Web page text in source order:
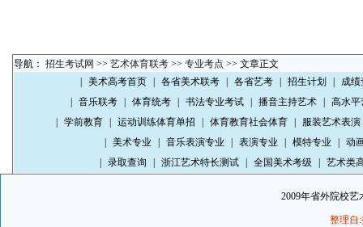
导航： 招生考试网 >> 艺术体育联考 >> 专业考点 >> 文章正文
美术高考首页 各省美术联考 各省艺考 招生计划
成绩
音乐联考 体育统考 书法专业考试 播音主持艺术
高水平
学前教育 运动训练体育单招 体育教育社会体育
服装艺术表演
美术专业 音乐表演专业 表演专业 模特专业
动
录取查询 浙江艺术特长测试 全国美术考级 艺术类
2009年省外院校
整理自